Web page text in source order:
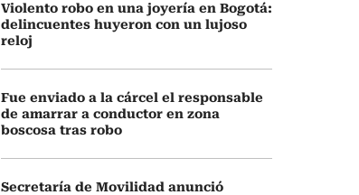
Violento robo en una joyería en Bogotá:
delincuentes huyeron con un lujoso
reloj
Fue enviado a la cárcel el responsable
de amarrar a conductor en zona
boscosa tras robo
Secretaría de Movilidad anunció